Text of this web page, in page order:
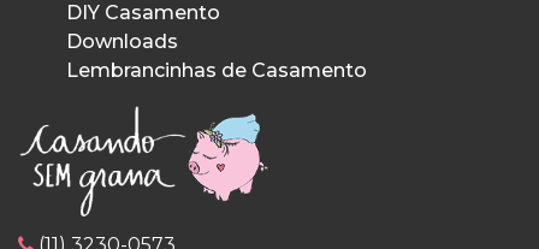
DIY Casamento
Downloads
Lembrancinhas de Casamento